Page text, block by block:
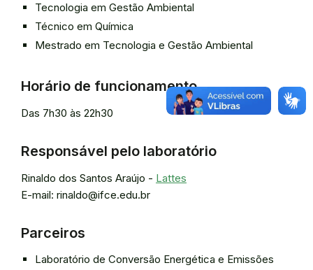
Tecnologia em Gestão Ambiental
Técnico em Química
Mestrado em Tecnologia e Gestão Ambiental
Horário de funcionamento
Das 7h30 às 22h30
Responsável pelo laboratório
Rinaldo dos Santos Araújo - Lattes
E-mail: rinaldo@ifce.edu.br
Parceiros
Laboratório de Conversão Energética e Emissões